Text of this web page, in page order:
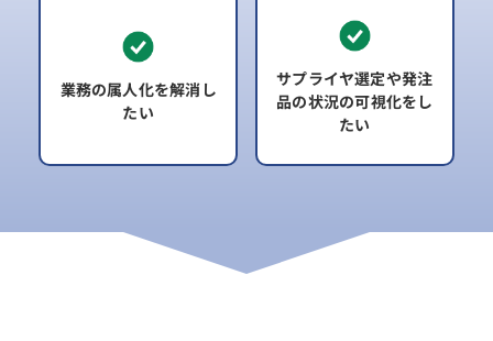
業務の属人化を解消し
たい
サプライヤ選定や発注
品の状況の可視化をし
たい